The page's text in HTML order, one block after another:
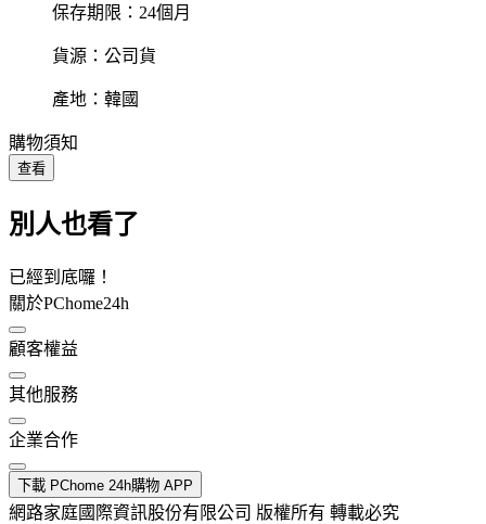
保存期限：24個月
貨源：公司貨
產地：韓國
購物須知
查看
別人也看了
已經到底囉！
關於PChome24h
顧客權益
其他服務
企業合作
下載 PChome 24h購物 APP
網路家庭國際資訊股份有限公司 版權所有 轉載必究